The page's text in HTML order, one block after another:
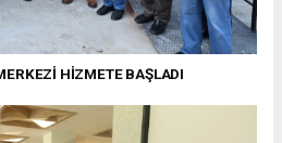
HİZMETE BAŞLADI